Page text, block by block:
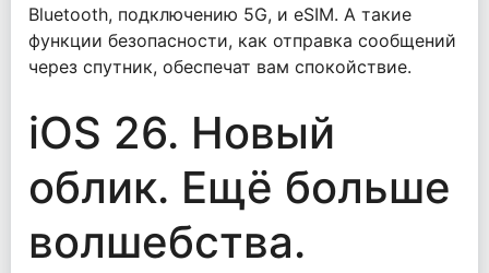
Bluetooth, подключению 5G, и eSIM. А такие
функции безопасности, как отправка сообщений
через спутник, обеспечат вам спокойствие.
iOS 26. Новый
облик. Ещё больше
волшебства.